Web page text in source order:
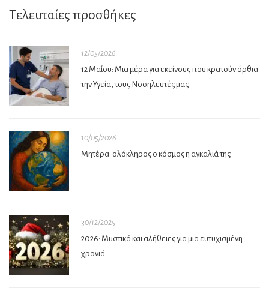
Τελευταίες προσθήκες
12/05/2026
12 Μαΐου: Μια μέρα για εκείνους που κρατούν όρθια
την Υγεία, τους Νοσηλευτές μας
10/05/2026
Μητέρα: ολόκληρος ο κόσμος η αγκαλιά της
30/12/2025
2026: Μυστικά και αλήθειες για μια ευτυχισμένη
χρονιά